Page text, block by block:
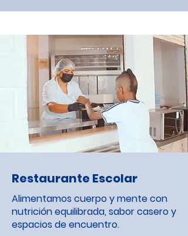
Restaurante Escolar
Alimentamos cuerpo y mente con
nutrición equilibrada, sabor casero y
espacios de encuentro.